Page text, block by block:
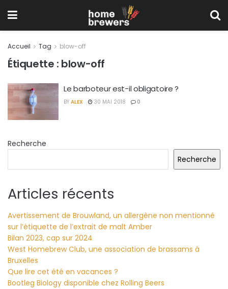
Accueil Tag blow-off
Étiquette : blow-off
Le barboteur est-il obligatoire ?
BY ALEX 30 MAI 2018 0
Recherche
Recherche
Articles récents
Avertissement de Brouwland, un allergène non mentionné
sur l’étiquette de l’extrait de malt Amber
Bilan 2023, cap sur 2024
West Homebrew Club, une association de brassams à
Bruxelles
Que lire cet été en vacances ?
Bootleg Biology disponible chez Rolling Beers